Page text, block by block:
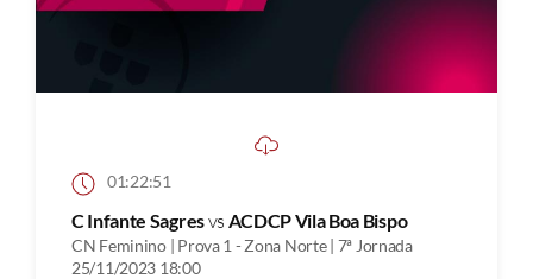
01:22:51
C Infante Sagresvs ACDCP Vila Boa Bispo
CN Feminino | Prova 1 - Zona Norte | 7ª Jornada
25/11/2023 18:00